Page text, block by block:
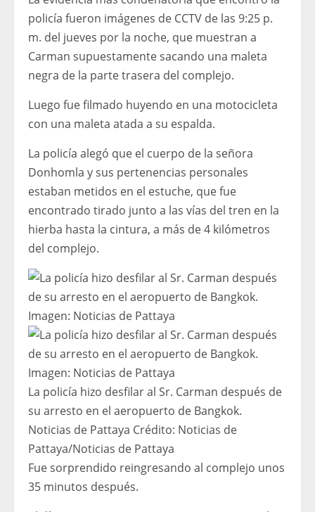
policía fueron imágenes de CCTV de las 9:25 p.
m. del jueves por la noche, que muestran a
Carman supuestamente sacando una maleta
negra de la parte trasera del complejo.
Luego fue filmado huyendo en una motocicleta
con una maleta atada a su espalda.
La policía alegó que el cuerpo de la señora
Donhomla y sus pertenencias personales
estaban metidos en el estuche, que fue
encontrado tirado junto a las vías del tren en la
hierba hasta la cintura, a más de 4 kilómetros
del complejo.
La policía hizo desfilar al Sr. Carman después de
su arresto en el aeropuerto de Bangkok.
Noticias de Pattaya Crédito: Noticias de
Pattaya/Noticias de Pattaya
Fue sorprendido reingresando al complejo unos
35 minutos después.